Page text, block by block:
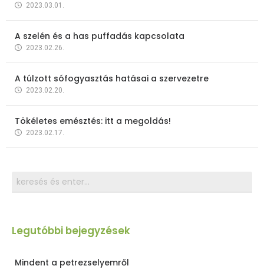
2023.03.01.
A szelén és a has puffadás kapcsolata
2023.02.26.
A túlzott sófogyasztás hatásai a szervezetre
2023.02.20.
Tökéletes emésztés: itt a megoldás!
2023.02.17.
Legutóbbi bejegyzések
Mindent a petrezselyemről